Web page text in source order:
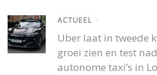
ACTUEEL /
Uber laat in tweede
groei zien en test
autonome taxi’s in